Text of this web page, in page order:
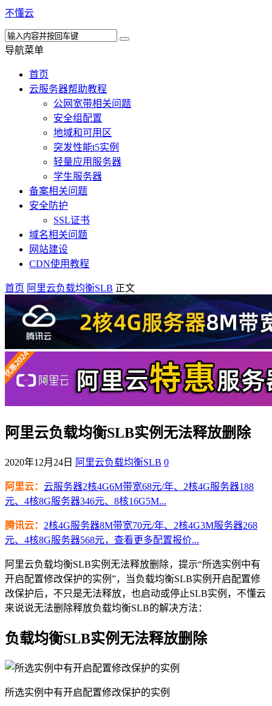
不懂云
导航菜单
首页
云服务器帮助教程
公网宽带相关问题
安全组配置
地域和可用区
突发性能t5实例
轻量应用服务器
学生服务器
备案相关问题
安全防护
SSL证书
域名相关问题
网站建设
CDN使用教程
首页 阿里云负载均衡SLB 正文
阿里云负载均衡SLB实例无法释放删除
2020年12月24日 阿里云负载均衡SLB 0
阿里云： 云服务器2核4G6M带宽68元/年、2核4G服务器188
元、4核8G服务器346元、8核16G5M...
腾讯云： 2核4G服务器8M带宽70元/年、2核4G3M服务器268
元、4核8G服务器568元，查看更多配置报价...
阿里云负载均衡SLB实例无法释放删除，提示“所选实例中有
开启配置修改保护的实例”，当负载均衡SLB实例开启配置修
改保护后，不只是无法释放，也启动或停止SLB实例，不懂云
来说说无法删除释放负载均衡SLB的解决方法：
负载均衡SLB实例无法释放删除
所选实例中有开启配置修改保护的实例